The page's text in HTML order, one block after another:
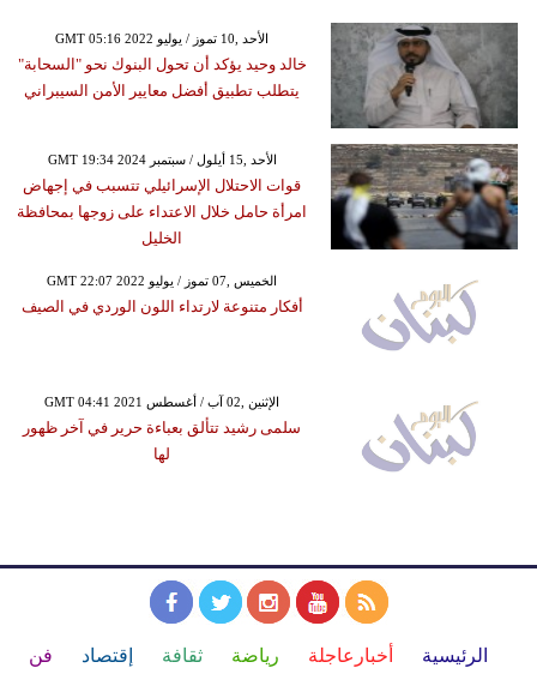
GMT 05:16 2022 الأحد ,10 تموز / يوليو
خالد وحيد يؤكد أن تحول البنوك نحو "السحابة"
يتطلب تطبيق أفضل معايير الأمن السيبراني
GMT 19:34 2024 الأحد ,15 أيلول / سبتمبر
قوات الاحتلال الإسرائيلي تتسبب في إجهاض
امرأة حامل خلال الاعتداء على زوجها بمحافظة
الخليل
GMT 22:07 2022 الخميس ,07 تموز / يوليو
أفكار متنوعة لارتداء اللون الوردي في الصيف
GMT 04:41 2021 الإثنين ,02 آب / أغسطس
سلمى رشيد تتألق بعباءة حرير في آخر ظهور
لها
الرئيسية أخبارعاجلة رياضة ثقافة إقتصاد فن